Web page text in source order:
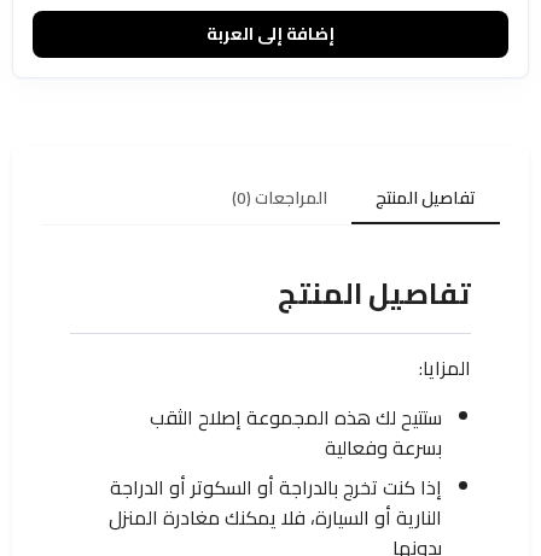
إضافة إلى العربة
تفاصيل المنتج المراجعات (0)
تفاصيل المنتج
المزايا:
ستتيح لك هذه المجموعة إصلاح الثقب
بسرعة وفعالية
إذا كنت تخرج بالدراجة أو السكوتر أو الدراجة
النارية أو السيارة، فلا يمكنك مغادرة المنزل
بدونها